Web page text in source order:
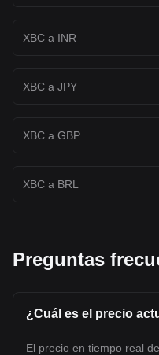
XBC a INR
XBC a JPY
XBC a GBP
XBC a BRL
Preguntas
¿Cuál es el precio
El precio en tiempo real